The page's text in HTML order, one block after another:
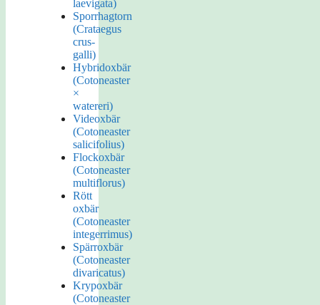
laevigata)
Sporrhagtorn
(Crataegus
crus-
galli)
Hybridoxbär
(Cotoneaster
×
watereri)
Videoxbär
(Cotoneaster
salicifolius)
Flockoxbär
(Cotoneaster
multiflorus)
Rött
oxbär
(Cotoneaster
integerrimus)
Spärroxbär
(Cotoneaster
divaricatus)
Krypoxbär
(Cotoneaster